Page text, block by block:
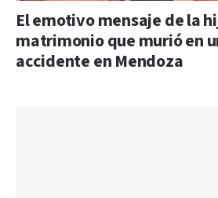
El emotivo mensaje de la
matrimonio que murió en
accidente en Mendoza